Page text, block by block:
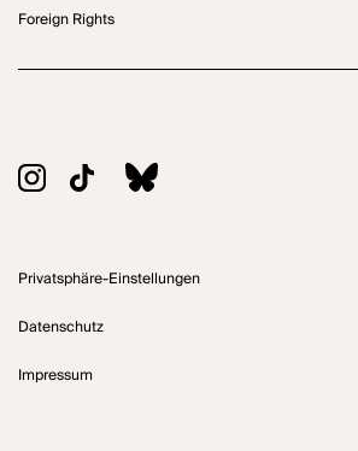
Foreign Rights
Privatsphäre-Einstellungen
Datenschutz
Impressum